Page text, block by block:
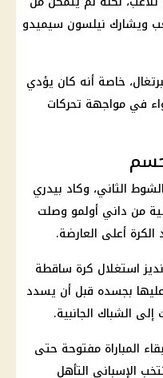
ويشارك نيلسون سيميدو
خاصة أنه كان يؤدي
في مواجهة تحركات
الثاني، وكاد بيدري
61 بعد عرضية من داني أولمو وصلت
أعلى العارضة.
فيرنانديز استغلال كرة ساقطة
بجسده قبل أن يسدد
الشباك الجانبية.
المباراة مفتوحة حتى
الإسباني التأهل